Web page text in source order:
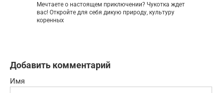
Мечтаете о настоящем приключении? Чукотка ждет
вас! Откройте для себя дикую природу, культуру
коренных
Добавить комментарий
Имя